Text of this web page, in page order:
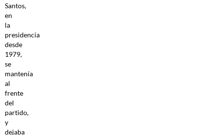
Santos,
en
la
presidencia
desde
1979,
se
mantenía
al
frente
del
partido,
y
dejaba